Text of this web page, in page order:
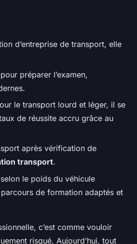
d’entreprise de transport, elle
préparer l’examen,
le transport lourd et léger, il se
de réussite accru grâce au
après vérification de
transport.
le poids du véhicule
de formation adaptés et
c’est comme vouloir
risqué. Aujourd’hui, tout